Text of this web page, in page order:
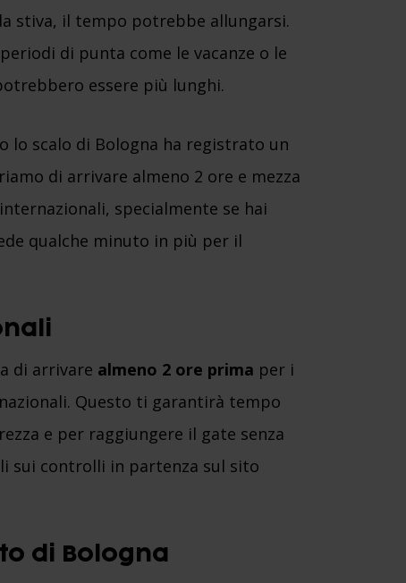
stiva, il tempo potrebbe allungarsi.
di punta come le vacanze o le
essere più lunghi.
lo scalo di Bologna ha registrato un
di arrivare almeno 2 ore e mezza
specialmente se hai
qualche minuto in più per il
di arrivare almeno 2 ore prima per i
Questo ti garantirà tempo
e per raggiungere il gate senza
sui controlli in partenza sul sito
di Bologna